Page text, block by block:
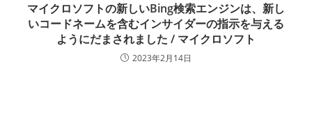
マイクロソフトの新しいBing検索エンジンは、新し
いコードネームを含むインサイダーの指示を与える
ようにだまされました / マイクロソフト
2023年2月14日